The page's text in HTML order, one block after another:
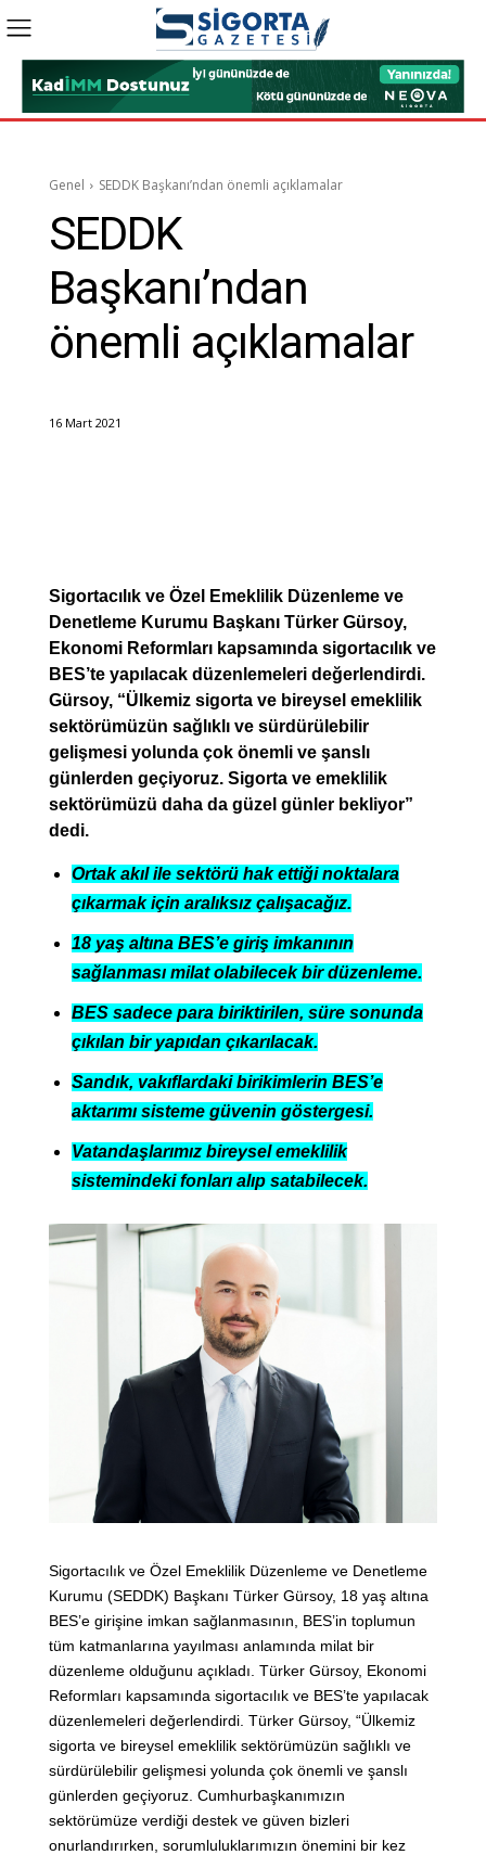
Genel SEDDK Başkanı’ndan önemli açıklamalar
SEDDK
Başkanı’ndan
önemli açıklamalar
16 Mart 2021
Sigortacılık ve Özel Emeklilik Düzenleme ve
Denetleme Kurumu Başkanı Türker Gürsoy,
Ekonomi Reformları kapsamında sigortacılık ve
BES’te yapılacak düzenlemeleri değerlendirdi.
Gürsoy, “Ülkemiz sigorta ve bireysel emeklilik
sektörümüzün sağlıklı ve sürdürülebilir
gelişmesi yolunda çok önemli ve şanslı
günlerden geçiyoruz. Sigorta ve emeklilik
sektörümüzü daha da güzel günler bekliyor”
dedi.
Ortak akıl ile sektörü hak ettiği noktalara
çıkarmak için aralıksız çalışacağız.
18 yaş altına BES’e giriş imkanının
sağlanması milat olabilecek bir düzenleme.
BES sadece para biriktirilen, süre sonunda
çıkılan bir yapıdan çıkarılacak.
Sandık, vakıflardaki birikimlerin BES’e
aktarımı sisteme güvenin göstergesi.
Vatandaşlarımız bireysel emeklilik
sistemindeki fonları alıp satabilecek.
Sigortacılık ve Özel Emeklilik Düzenleme ve Denetleme
Kurumu (SEDDK) Başkanı Türker Gürsoy, 18 yaş altına
BES’e girişine imkan sağlanmasının, BES’in toplumun
tüm katmanlarına yayılması anlamında milat bir
düzenleme olduğunu açıkladı. Türker Gürsoy, Ekonomi
Reformları kapsamında sigortacılık ve BES’te yapılacak
düzenlemeleri değerlendirdi. Türker Gürsoy, “Ülkemiz
sigorta ve bireysel emeklilik sektörümüzün sağlıklı ve
sürdürülebilir gelişmesi yolunda çok önemli ve şanslı
günlerden geçiyoruz. Cumhurbaşkanımızın
sektörümüze verdiği destek ve güven bizleri
onurlandırırken, sorumluluklarımızın önemini bir kez